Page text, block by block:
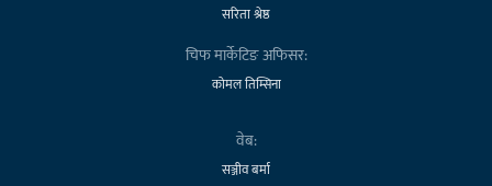
सरिता श्रेष्ठ
चिफ मार्केटिङ अफिसर:
कोमल तिम्सिना
वेब:
सञ्जीव बर्मा